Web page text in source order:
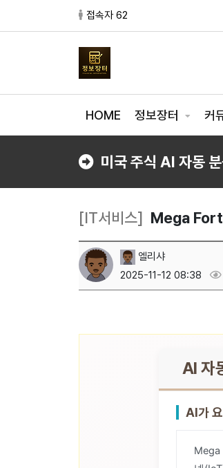
접속자 62
HOME 정보장터 커
미국 주식 AI 자동
[IT서비스] Mega
엘리샤
2025-11-12 08:38
AI 자
AI가
Mega